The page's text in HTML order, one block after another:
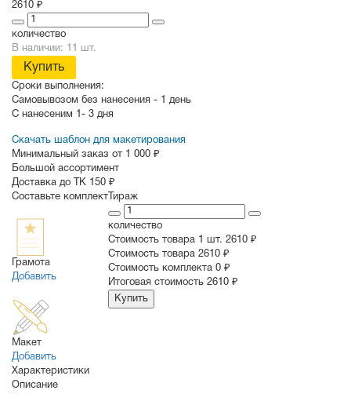
2610 ₽
количество
В наличии: 11 шт.
Купить
Сроки выполнения:
Самовывозом без нанесения - 1 день
С нанесеним 1- 3 дня
Скачать шаблон для макетирования
Минимальный заказ от 1 000 ₽
Большой ассортимент
Доставка до ТК 150 ₽
Составьте комплект
Грамота
Добавить
Макет
Добавить
Тираж
количество
Стоимость товара 1 шт. 2610 ₽
Cтоимость товара 2610 ₽
Стоимость комплекта 0 ₽
Итоговая стоимость 2610 ₽
Купить
Характеристики
Описание